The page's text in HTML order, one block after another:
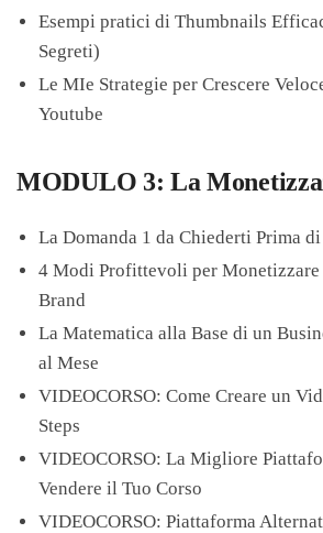
Esempi pratici di Thumbnails
Segreti)
Le MIe Strategie per Crescere
Youtube
MODULO 3: La
La Domanda 1 da Chiederti Prima
4 Modi Profittevoli per Monetizzare
Brand
La Matematica alla Base di un
al Mese
VIDEOCORSO: Come Creare un
Steps
VIDEOCORSO: La Migliore
Vendere il Tuo Corso
VIDEOCORSO: Piattaforma